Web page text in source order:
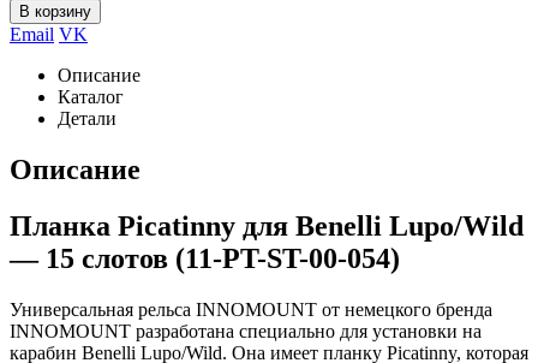
В корзину
Email VK
Описание
Каталог
Детали
Описание
Планка Picatinny для Benelli Lupo/Wild
— 15 слотов (11-PT-ST-00-054)
Универсальная рельса INNOMOUNT от немецкого бренда
INNOMOUNT разработана специально для установки на
карабин Benelli Lupo/Wild. Она имеет планку Picatinny, которая